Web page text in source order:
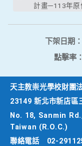
計畫─113年原
下架日期：
點擊率：
天主教崇光學校財團
23149 新北市新店區
No. 18, Sanmin
Taiwan (R.O.C.)
聯絡電話
02-